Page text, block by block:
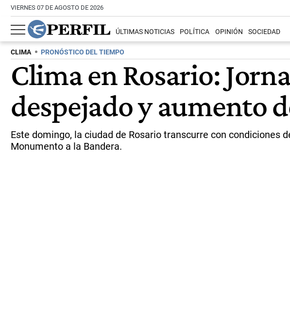
VIERNES 07 DE AGOSTO DE 2026
ÚLTIMAS NOTICIAS POLÍTICA OPINIÓN SOCIEDAD
CLIMA PRONÓSTICO DEL TIEMPO
Clima en Rosario:
despejado y aumento
Este domingo, la ciudad de Rosario transcurre con
Monumento a la Bandera.